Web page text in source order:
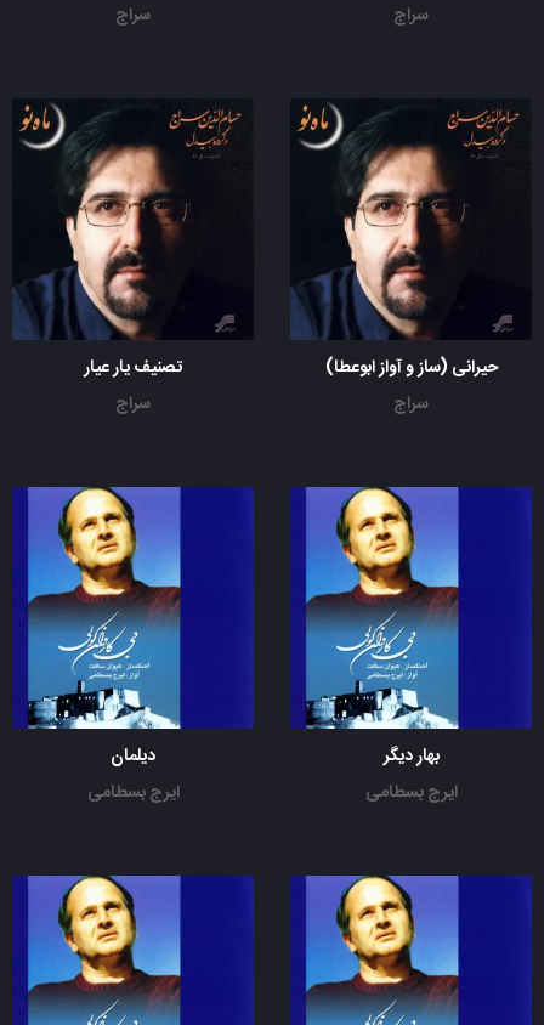
سراج
سراج
حیرانی (ساز و آواز ابوعطا)
سراج
تصنیف یار عیار
سراج
بهار دیگر
ایرج بسطامی
دیلمان
ایرج بسطامی